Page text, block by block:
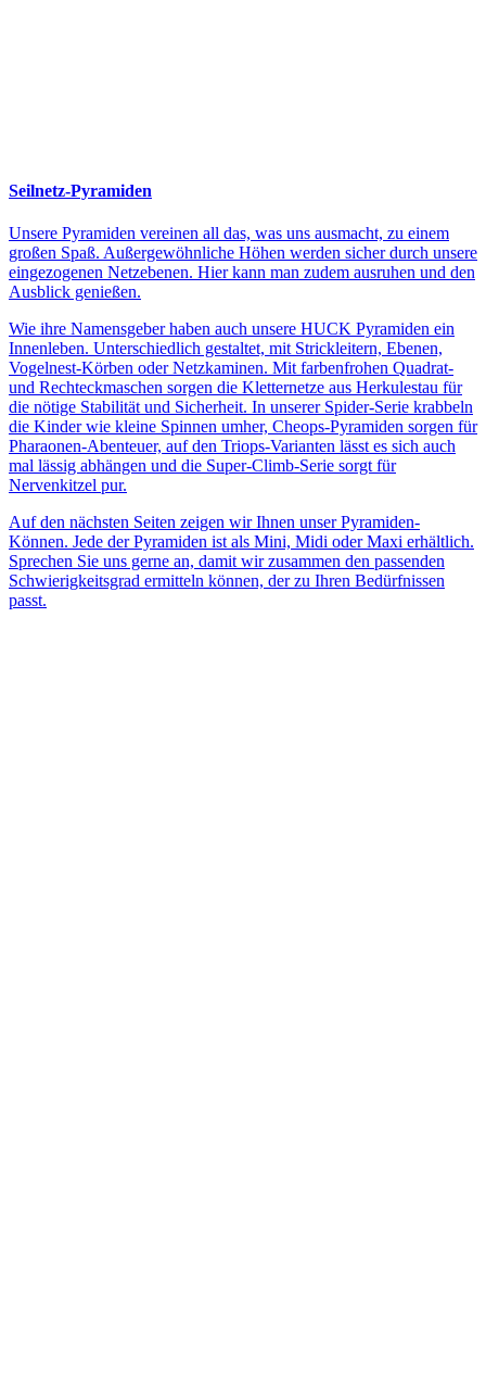
Seilnetz-Pyramiden
Unsere Pyramiden vereinen all das, was uns ausmacht, zu einem
großen Spaß. Außergewöhnliche Höhen werden sicher durch unsere
eingezogenen Netzebenen. Hier kann man zudem ausruhen und den
Ausblick genießen.
Wie ihre Namensgeber haben auch unsere HUCK Pyramiden ein
Innenleben. Unterschiedlich gestaltet, mit Strickleitern, Ebenen,
Vogelnest-Körben oder Netzkaminen. Mit farbenfrohen Quadrat-
und Rechteckmaschen sorgen die Kletternetze aus Herkulestau für
die nötige Stabilität und Sicherheit. In unserer Spider-Serie krabbeln
die Kinder wie kleine Spinnen umher, Cheops-Pyramiden sorgen für
Pharaonen-Abenteuer, auf den Triops-Varianten lässt es sich auch
mal lässig abhängen und die Super-Climb-Serie sorgt für
Nervenkitzel pur.
Auf den nächsten Seiten zeigen wir Ihnen unser Pyramiden-
Können. Jede der Pyramiden ist als Mini, Midi oder Maxi erhältlich.
Sprechen Sie uns gerne an, damit wir zusammen den passenden
Schwierigkeitsgrad ermitteln können, der zu Ihren Bedürfnissen
passt.